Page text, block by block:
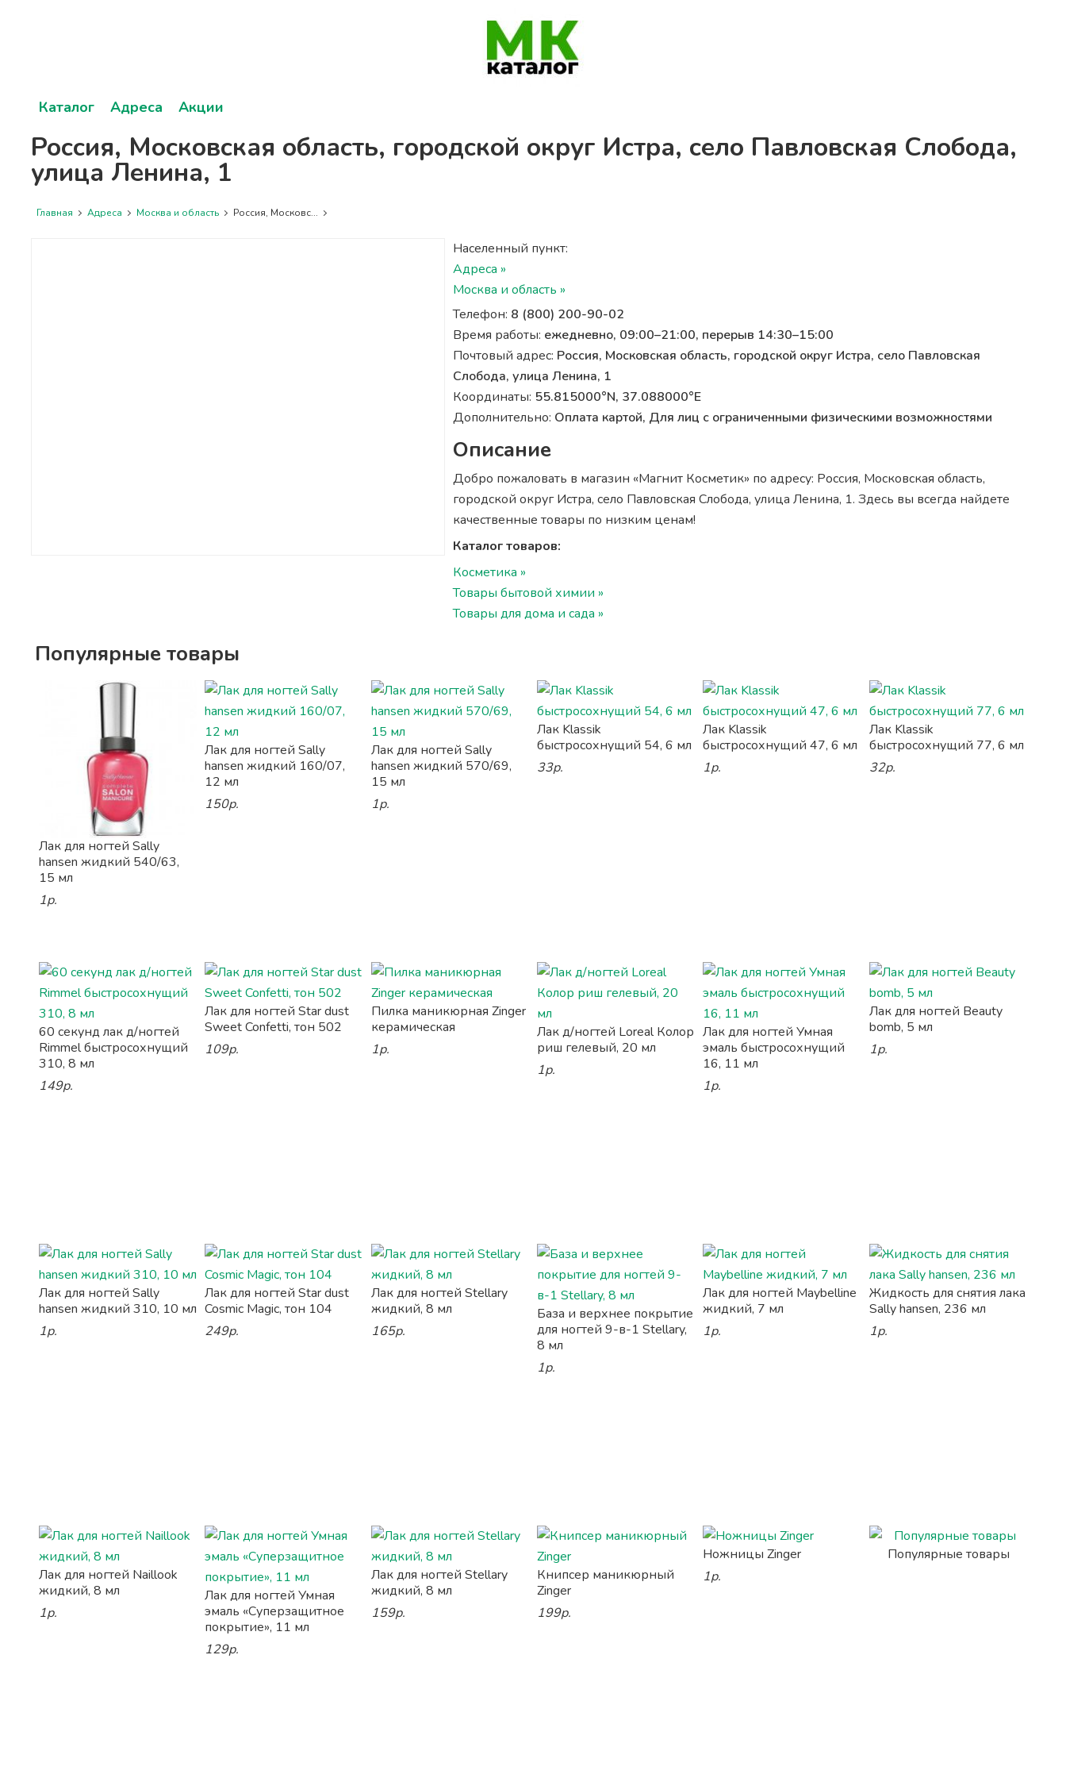
Каталог Адреса Акции
Россия, Московская область, городской округ Истра, село Павловская Слобода,
улица Ленина, 1
Главная Адреса Москва и область Россия, Московс...
Населенный пункт:
Адреса »
Москва и область »
Телефон: 8 (800) 200-90-02
Время работы: ежедневно, 09:00–21:00, перерыв 14:30–15:00
Почтовый адрес: Россия, Московская область, городской округ Истра, село Павловская
Слобода, улица Ленина, 1
Координаты: 55.815000°N, 37.088000°E
Дополнительно: Оплата картой, Для лиц с ограниченными физическими возможностями
Описание
Добро пожаловать в магазин «Магнит Косметик» по адресу: Россия, Московская область,
городской округ Истра, село Павловская Слобода, улица Ленина, 1. Здесь вы всегда найдете
качественные товары по низким ценам!
Каталог товаров:
Косметика »
Товары бытовой химии »
Товары для дома и сада »
Популярные товары
Лак для ногтей Sally
hansen жидкий 540/63,
15 мл
1р.
Лак для ногтей Sally
hansen жидкий 160/07,
12 мл
150р.
Лак для ногтей Sally
hansen жидкий 570/69,
15 мл
1р.
Лак Klassik
быстросохнущий 54, 6 мл
33р.
Лак Klassik
быстросохнущий 47, 6 мл
1р.
Лак Klassik
быстросохнущий 77, 6 мл
32р.
60 секунд лак д/ногтей
Rimmel быстросохнущий
310, 8 мл
149р.
Лак для ногтей Star dust
Sweet Confetti, тон 502
109р.
Пилка маникюрная Zinger
керамическая
1р.
Лак д/ногтей Loreal Колор
риш гелевый, 20 мл
1р.
Лак для ногтей Умная
эмаль быстросохнущий
16, 11 мл
1р.
Лак для ногтей Beauty
bomb, 5 мл
1р.
Лак для ногтей Sally
hansen жидкий 310, 10 мл
1р.
Лак для ногтей Star dust
Cosmic Magic, тон 104
249р.
Лак для ногтей Stellary
жидкий, 8 мл
165р.
База и верхнее покрытие
для ногтей 9-в-1 Stellary,
8 мл
1р.
Лак для ногтей Maybelline
жидкий, 7 мл
1р.
Жидкость для снятия лака
Sally hansen, 236 мл
1р.
Лак для ногтей Naillook
жидкий, 8 мл
1р.
Лак для ногтей Умная
эмаль «Суперзащитное
покрытие», 11 мл
129р.
Лак для ногтей Stellary
жидкий, 8 мл
159р.
Книпсер маникюрный
Zinger
199р.
Ножницы Zinger
1р.
Популярные товары